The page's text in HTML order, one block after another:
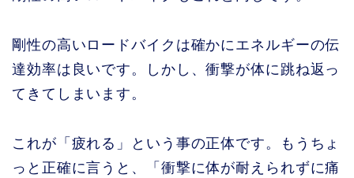
剛性の高いロードバイクは確かにエネルギーの伝
達効率は良いです。しかし、衝撃が体に跳ね返っ
てきてしまいます。
これが「疲れる」という事の正体です。もうちょ
っと正確に言うと、「衝撃に体が耐えられずに痛